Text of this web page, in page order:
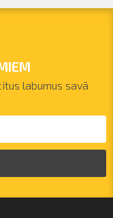
labumus savā